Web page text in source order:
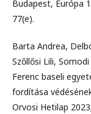
Budapest, Európa
77(e).
Barta Andrea,
Szőllősi Lili,
Ferenc baseli
fordítása
Orvosi Hetilap